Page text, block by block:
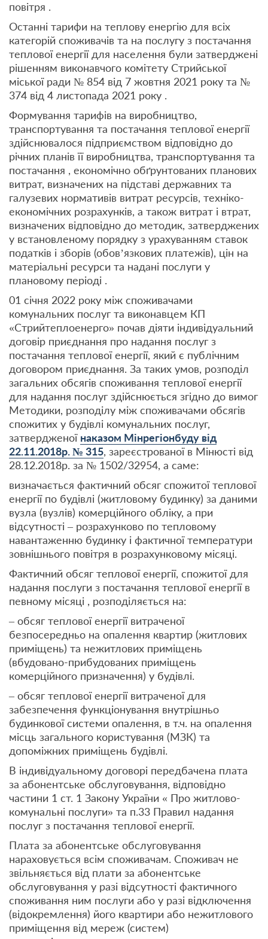
повітря .
Останні тарифи на теплову енергію для всіх
категорій споживачів та на послугу з постачання
теплової енергії для населення були затверджені
рішенням виконавчого комітету Стрийської
міської ради № 854 від 7 жовтня 2021 року та №
374 від 4 листопада 2021 року .
Формування тарифів на виробництво,
транспортування та постачання теплової енергії
здійснювалося підприємством відповідно до
річних планів її виробництва, транспортування та
постачання , економічно обґрунтованих планових
витрат, визначених на підставі державних та
галузевих нормативів витрат ресурсів, техніко-
економічних розрахунків, а також витрат і втрат,
визначених відповідно до методик, затверджених
у встановленому порядку з урахуванням ставок
податків і зборів (обов’язкових платежів), цін на
матеріальні ресурси та надані послуги у
плановому періоді .
01 січня 2022 року між споживачами
комунальних послуг та виконавцем КП
«Стрийтеплоенерго» почав діяти індивідуальний
договір приєднання про надання послуг з
постачання теплової енергії, який є публічним
договором приєднання. За таких умов, розподіл
загальних обсягів споживання теплової енергії
для надання послуг здійснюється згідно до вимог
Методики, розподілу між споживачами обсягів
спожитих у будівлі комунальних послуг,
затвердженої наказом Мінрегіонбуду від
22.11.2018р. № 315, зареєстрованої в Мінюсті від
28.12.2018р. за № 1502/32954, а саме:
визначається фактичний обсяг спожитої теплової
енергії по будівлі (житловому будинку) за даними
вузла (вузлів) комерційного обліку, а при
відсутності – розрахунково по тепловому
навантаженню будинку і фактичної температури
зовнішнього повітря в розрахунковому місяці.
Фактичний обсяг теплової енергії, спожитої для
надання послуги з постачання теплової енергії в
певному місяці , розподіляється на:
– обсяг теплової енергії витраченої
безпосередньо на опалення квартир (житлових
приміщень) та нежитлових приміщень
(вбудовано-прибудованих приміщень
комерційного призначення) у будівлі.
– обсяг теплової енергії витраченої для
забезпечення функціонування внутрішньо
будинкової системи опалення, в т.ч. на опалення
місць загального користування (МЗК) та
допоміжних приміщень будівлі.
В індивідуальному договорі передбачена плата
за абонентське обслуговування, відповідно
частини 1 ст. 1 Закону України « Про житлово-
комунальні послуги» та п.33 Правил надання
послуг з постачання теплової енергії.
Плата за абонентське обслуговування
нараховується всім споживачам. Споживач не
звільняється від плати за абонентське
обслуговування у разі відсутності фактичного
споживання ним послуги або у разі відключення
(відокремлення) його квартири або нежитлового
приміщення від мереж (систем)